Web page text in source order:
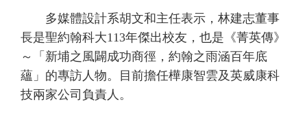
多媒體設計系胡文和主任表示，林建志董事
長是聖約翰科大113年傑出校友，也是《菁英傳》
～「新埔之風闢成功商徑，約翰之雨涵百年底
蘊」的專訪人物。目前擔任樺康智雲及英威康科
技兩家公司負責人。